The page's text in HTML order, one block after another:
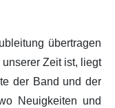
übertragen
Zeit ist, liegt
der Band und der
Neuigkeiten und